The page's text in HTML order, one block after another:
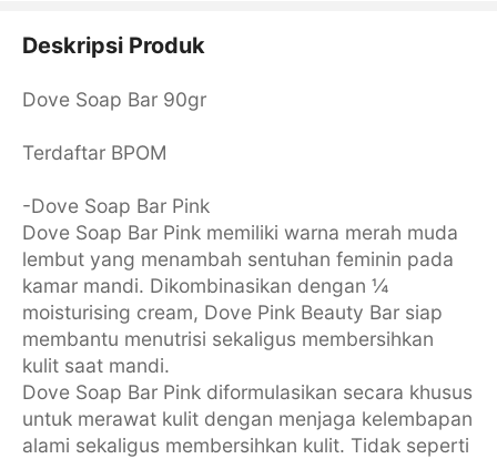
Deskripsi Produk
Dove Soap Bar 90gr
Terdaftar BPOM
-Dove Soap Bar Pink
Dove Soap Bar Pink memiliki warna merah muda
lembut yang menambah sentuhan feminin pada
kamar mandi. Dikombinasikan dengan ¼
moisturising cream, Dove Pink Beauty Bar siap
membantu menutrisi sekaligus membersihkan
kulit saat mandi.
Dove Soap Bar Pink diformulasikan secara khusus
untuk merawat kulit dengan menjaga kelembapan
alami sekaligus membersihkan kulit. Tidak seperti